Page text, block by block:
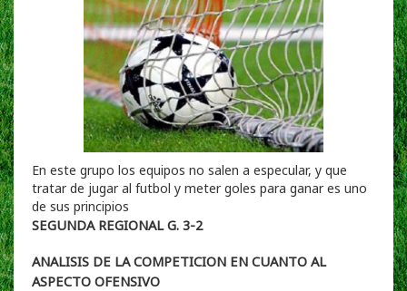
En este grupo los equipos no salen a especular, y que
tratar de jugar al futbol y meter goles para ganar es uno
de sus principios
SEGUNDA REGIONAL G. 3-2
ANALISIS DE LA COMPETICION EN CUANTO AL
ASPECTO OFENSIVO